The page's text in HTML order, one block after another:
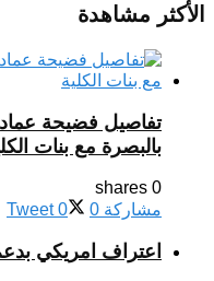
الأكثر مشاهدة
تفاصيل فضيحة
بالبصرة مع بنات
0 shares
مشاركة 0
Tweet 0
اعتراف امريكي